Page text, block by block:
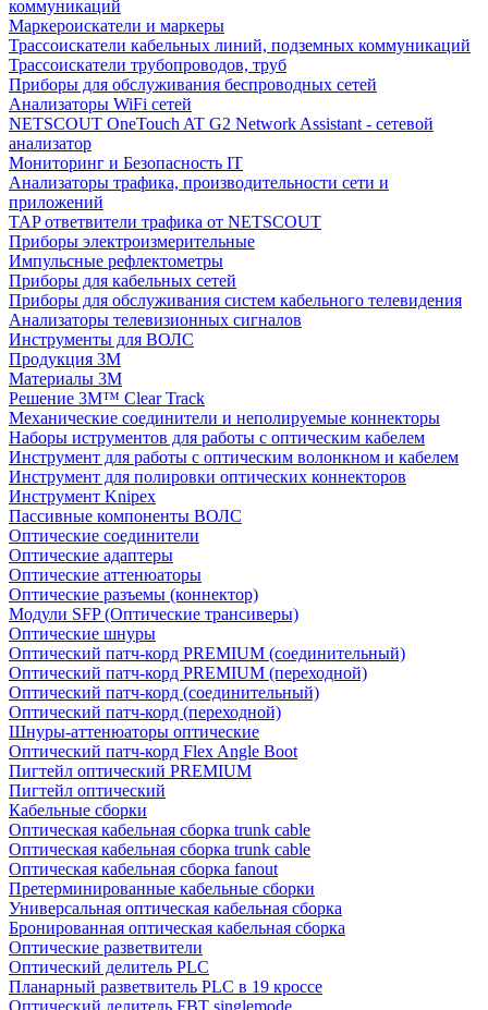
коммуникаций
Маркероискатели и маркеры
Трассоискатели кабельных линий, подземных коммуникаций
Трассоискатели трубопроводов, труб
Приборы для обслуживания беспроводных сетей
Анализаторы WiFi сетей
NETSCOUT OneTouch AT G2 Network Assistant - сетевой
анализатор
Мониторинг и Безопасность IT
Анализаторы трафика, производительности сети и
приложений
TAP ответвители трафика от NETSCOUT
Приборы электроизмерительные
Импульсные рефлектометры
Приборы для кабельных сетей
Приборы для обслуживания систем кабельного телевидения
Анализаторы телевизионных сигналов
Инструменты для ВОЛС
Продукция 3M
Материалы 3М
Решение 3M™ Clear Track
Механические соединители и неполируемые коннекторы
Наборы иструментов для работы с оптическим кабелем
Инструмент для работы с оптическим волонкном и кабелем
Инструмент для полировки оптических коннекторов
Инструмент Knipex
Пассивные компоненты ВОЛС
Оптические соединители
Оптические адаптеры
Оптические аттенюаторы
Оптические разъемы (коннектор)
Модули SFP (Оптические трансиверы)
Оптические шнуры
Оптический патч-корд PREMIUM (соединительный)
Оптический патч-корд PREMIUM (переходной)
Оптический патч-корд (соединительный)
Оптический патч-корд (переходной)
Шнуры-аттенюаторы оптические
Оптический патч-корд Flex Angle Boot
Пигтейл оптический PREMIUM
Пигтейл оптический
Кабельные сборки
Оптическая кабельная сборка trunk cable
Оптическая кабельная сборка trunk cable
Оптическая кабельная сборка fanout
Претерминированные кабельные сборки
Универсальная оптическая кабельная сборка
Бронированная оптическая кабельная сборка
Оптические разветвители
Оптический делитель PLC
Планарный разветвитель PLC в 19 кроссе
Оптический делитель FBT singlemode